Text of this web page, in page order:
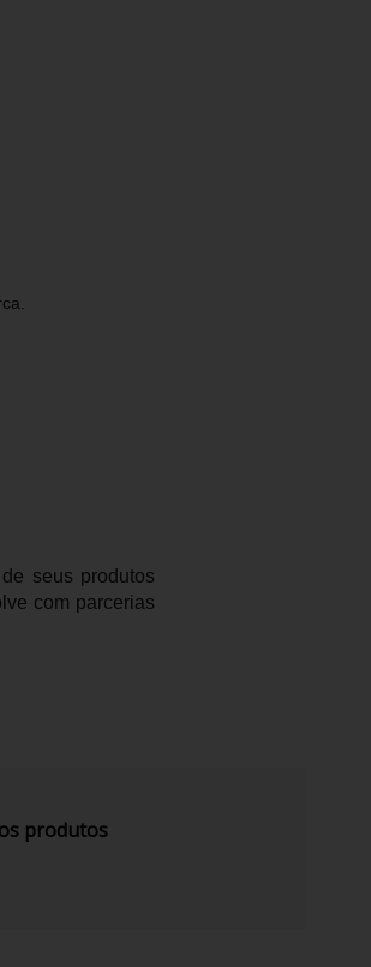
seus produtos
com parcerias
produtos